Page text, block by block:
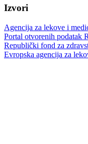
Izvori
Agencija za lekove i
Portal otvorenih podatak
Republički fond za
Evropska agencija za